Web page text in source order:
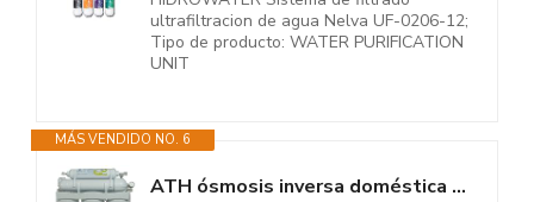
ultrafiltracion de agua Nelva UF-0206-12;
Tipo de producto: WATER PURIFICATION
UNIT
MÁS VENDIDO NO. 6
ATH ósmosis inversa doméstica 5 etapas Genius PRO-50 304040